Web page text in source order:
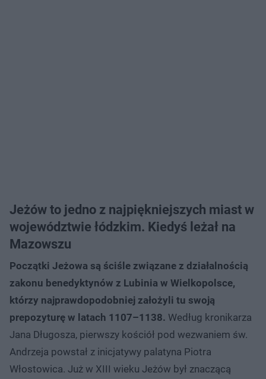
Jeżów to jedno z najpiękniejszych miast w
województwie łódzkim. Kiedyś leżał na
Mazowszu
Początki Jeżowa są ściśle związane z działalnością
zakonu benedyktynów z Lubinia w Wielkopolsce,
którzy najprawdopodobniej założyli tu swoją
prepozyturę w latach 1107–1138. Według kronikarza
Jana Długosza, pierwszy kościół pod wezwaniem św.
Andrzeja powstał z inicjatywy palatyna Piotra
Włostowica. Już w XIII wieku Jeżów był znaczącą